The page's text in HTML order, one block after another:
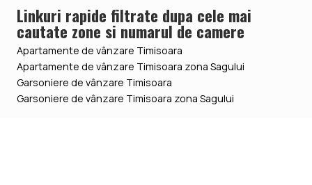
Linkuri rapide filtrate dupa cele mai
cautate zone si numarul de camere
Apartamente de vânzare Timisoara
Apartamente de vânzare Timisoara zona Sagului
Garsoniere de vânzare Timisoara
Garsoniere de vânzare Timisoara zona Sagului